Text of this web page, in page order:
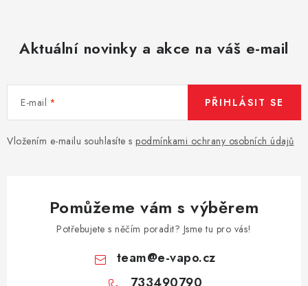
Aktuální novinky a akce na váš e-mail
E-mail
Vložením e-mailu souhlasíte s podmínkami ochrany osobních údajů
PŘIHLÁSIT SE
Pomůžeme vám s výběrem
Potřebujete s něčím poradit? Jsme tu pro vás!
team@e-vapo.cz
733490790